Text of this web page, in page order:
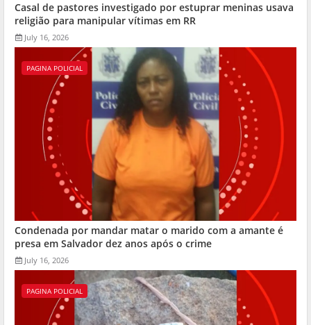
Casal de pastores investigado por estuprar meninas usava
religião para manipular vítimas em RR
July 16, 2026
PAGINA POLICIAL
Condenada por mandar matar o marido com a amante é
presa em Salvador dez anos após o crime
July 16, 2026
PAGINA POLICIAL